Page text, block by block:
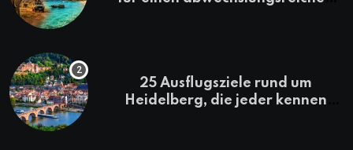
25 Ausflugsziele rund um
Heidelberg, die jeder kennen